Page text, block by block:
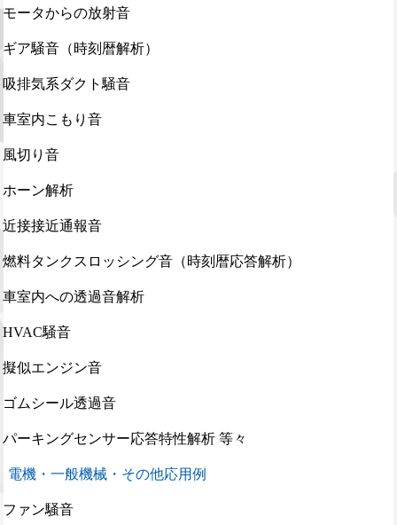
モータからの放射音
ギア騒音（時刻暦解析）
吸排気系ダクト騒音
車室内こもり音
風切り音
ホーン解析
近接接近通報音
燃料タンクスロッシング音（時刻暦応答解析）
車室内への透過音解析
HVAC騒音
擬似エンジン音
ゴムシール透過音
パーキングセンサー応答特性解析 等々
電機・一般機械・その他応用例
ファン騒音